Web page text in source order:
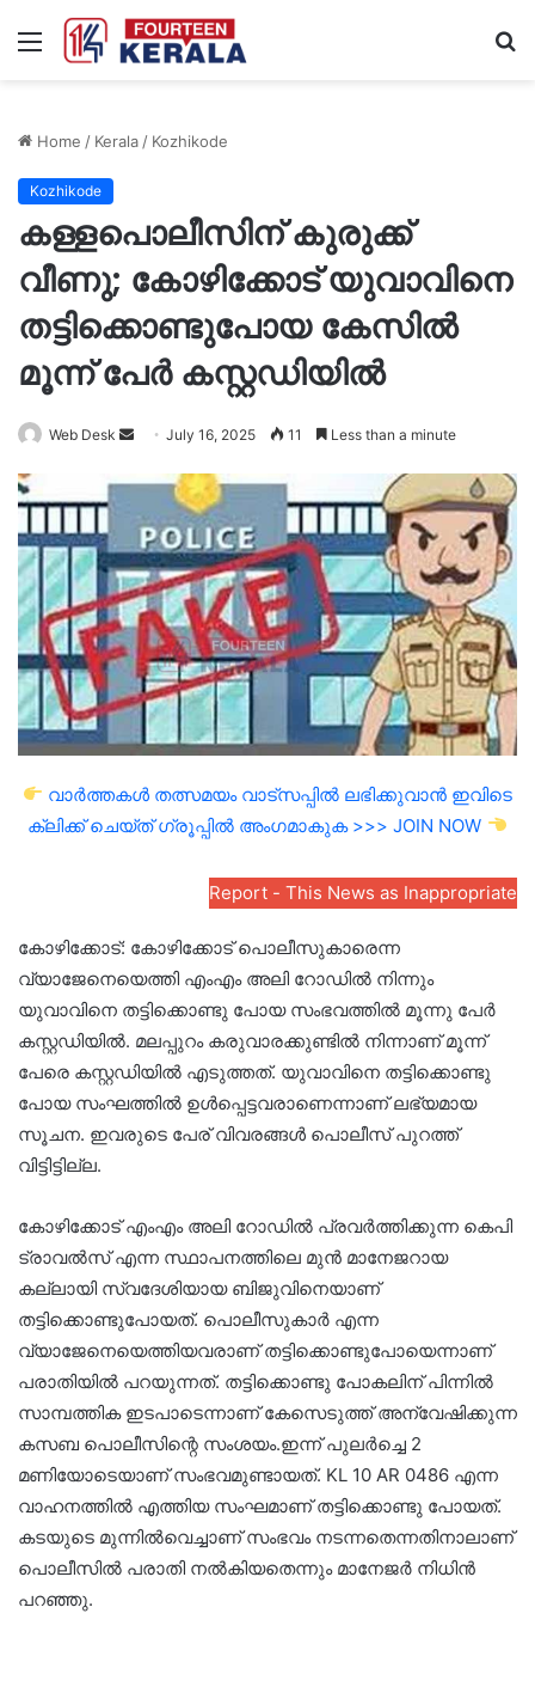
Menu
Home / Kerala/ Kozhikode
Kozhikode
കള്ളപൊലീസിന് കുരുക്ക്
വീണു; കോഴിക്കോട് യുവാവിനെ
തട്ടിക്കൊണ്ടുപോയ കേസിൽ
മൂന്ന് പേർ കസ്റ്റഡിയിൽ
Web Desk
SendJuly 16, 2025 11 Less than a minute
വാർത്തകൾ തത്സമയം വാട്സപ്പിൽ ലഭിക്കുവാൻ ഇവിടെ
ക്ലിക്ക് ചെയ്ത് ഗ്രൂപ്പിൽ അംഗമാകുക >>> JOIN NOW
Report - This News as Inappropriate
കോഴിക്കോട്: കോഴിക്കോട് പൊലീസുകാരെന്ന
വ്യാജേനെയെത്തി എംഎം അലി റോഡിൽ നിന്നും
യുവാവിനെ തട്ടിക്കൊണ്ടു പോയ സംഭവത്തിൽ മൂന്നു പേർ
കസ്റ്റഡിയിൽ. മലപ്പുറം കരുവാരക്കുണ്ടിൽ നിന്നാണ് മൂന്ന്
പേരെ കസ്റ്റഡിയിൽ എടുത്തത്. യുവാവിനെ തട്ടിക്കൊണ്ടു
പോയ സംഘത്തിൽ ഉൾപ്പെട്ടവരാണെന്നാണ് ലഭ്യമായ
സൂചന. ഇവരുടെ പേര് വിവരങ്ങൾ പൊലീസ് പുറത്ത്
വിട്ടിട്ടില്ല.
കോഴിക്കോട് എംഎം അലി റോഡിൽ പ്രവർത്തിക്കുന്ന കെപി
ട്രാവൽസ് എന്ന സ്ഥാപനത്തിലെ മുൻ മാനേജറായ
കല്ലായി സ്വദേശിയായ ബിജുവിനെയാണ്
തട്ടിക്കൊണ്ടുപോയത്. പൊലീസുകാർ എന്ന
വ്യാജേനെയെത്തിയവരാണ് തട്ടിക്കൊണ്ടുപോയെന്നാണ്
പരാതിയിൽ പറയുന്നത്. തട്ടിക്കൊണ്ടു പോകലിന് പിന്നിൽ
സാമ്പത്തിക ഇടപാടെന്നാണ് കേസെടുത്ത് അന്വേഷിക്കുന്ന
കസബ പൊലീസിന്റെ സംശയം.ഇന്ന് പുലർച്ചെ 2
മണിയോടെയാണ് സംഭവമുണ്ടായത്. KL 10 AR 0486 എന്ന
വാഹനത്തിൽ എത്തിയ സംഘമാണ് തട്ടിക്കൊണ്ടു പോയത്.
കടയുടെ മുന്നിൽവെച്ചാണ് സംഭവം നടന്നതെന്നതിനാലാണ്
പൊലീസിൽ പരാതി നൽകിയതെന്നും മാനേജർ നിധിൻ
പറഞ്ഞു.